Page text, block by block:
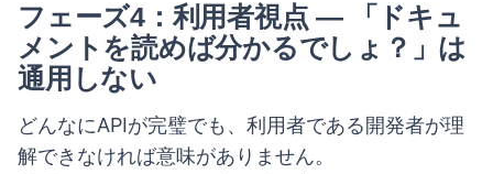
フェーズ4：利用者視点 — 「ドキュ
メントを読めば分かるでしょ？」は
通用しない
どんなにAPIが完璧でも、利用者である開発者が理
解できなければ意味がありません。